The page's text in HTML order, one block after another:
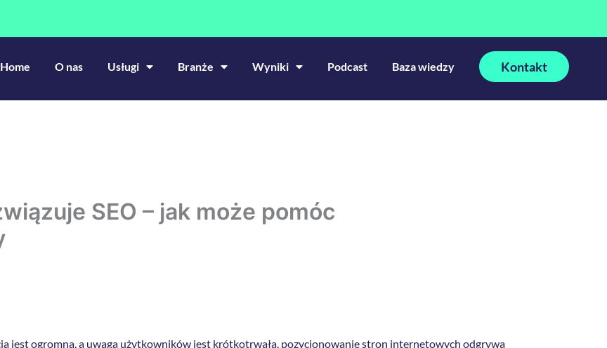
Home O nas Usługi Branże Wyniki Podcast Baza wiedzy Kontakt
SEO – jak może pomóc
jest ogromna, a uwaga użytkowników jest krótkotrwała, pozycjonowanie stron internetowych odgrywa